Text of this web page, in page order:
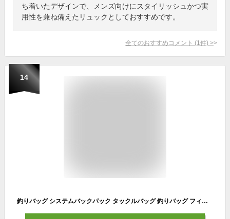
ち着いたデザインで、メンズ向けにスタイリッシュかつ実
用性を兼ね備えたリュックとしておすすめです。
全てのおすすめコメント (1 件) >
14
釣りバッグ システムバックパック タックルバッグ 釣りバッグ フィッシングバッグ リュックサック ロッドホルダー 大容量 防水 お釣り 手持ち ショルダーバッグ